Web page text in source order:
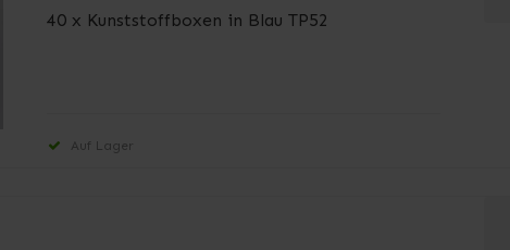
40 x Kunststoffboxen in Blau TP52
Auf Lager